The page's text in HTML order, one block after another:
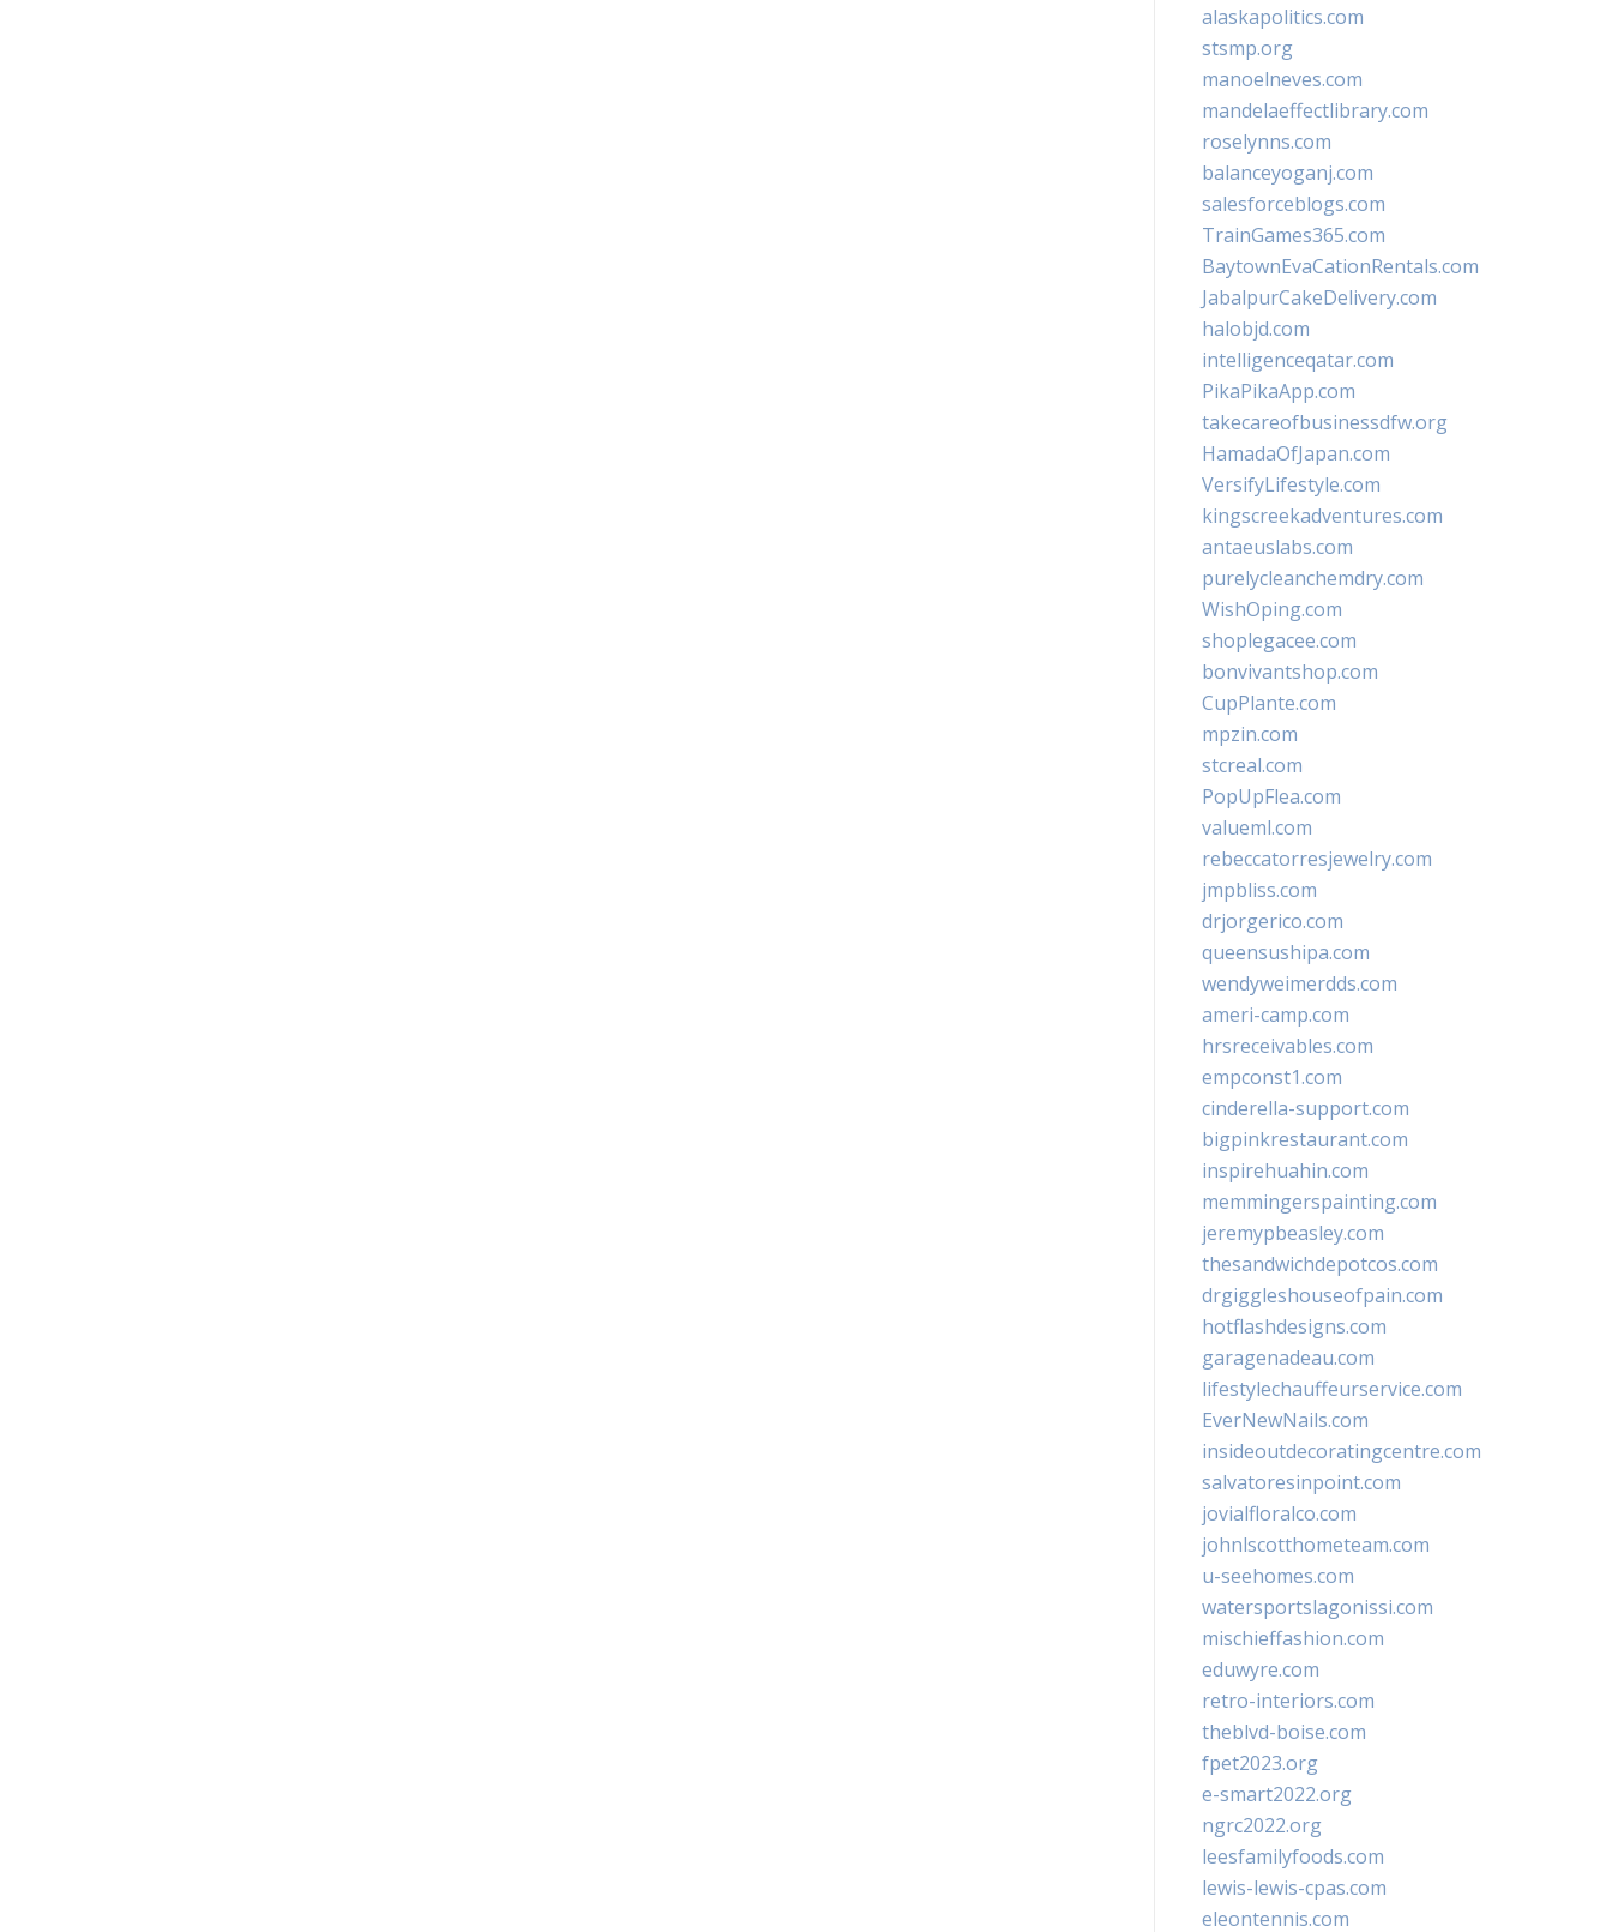
alaskapolitics.com
stsmp.org
manoelneves.com
mandelaeffectlibrary.com
roselynns.com
balanceyoganj.com
salesforceblogs.com
TrainGames365.com
BaytownEvaCationRentals.com
JabalpurCakeDelivery.com
halobjd.com
intelligenceqatar.com
PikaPikaApp.com
takecareofbusinessdfw.org
HamadaOfJapan.com
VersifyLifestyle.com
kingscreekadventures.com
antaeuslabs.com
purelycleanchemdry.com
WishOping.com
shoplegacee.com
bonvivantshop.com
CupPlante.com
mpzin.com
stcreal.com
PopUpFlea.com
valueml.com
rebeccatorresjewelry.com
jmpbliss.com
drjorgerico.com
queensushipa.com
wendyweimerdds.com
ameri-camp.com
hrsreceivables.com
empconst1.com
cinderella-support.com
bigpinkrestaurant.com
inspirehuahin.com
memmingerspainting.com
jeremypbeasley.com
thesandwichdepotcos.com
drgiggleshouseofpain.com
hotflashdesigns.com
garagenadeau.com
lifestylechauffeurservice.com
EverNewNails.com
insideoutdecoratingcentre.com
salvatoresinpoint.com
jovialfloralco.com
johnlscotthometeam.com
u-seehomes.com
watersportslagonissi.com
mischieffashion.com
eduwyre.com
retro-interiors.com
theblvd-boise.com
fpet2023.org
e-smart2022.org
ngrc2022.org
leesfamilyfoods.com
lewis-lewis-cpas.com
eleontennis.com